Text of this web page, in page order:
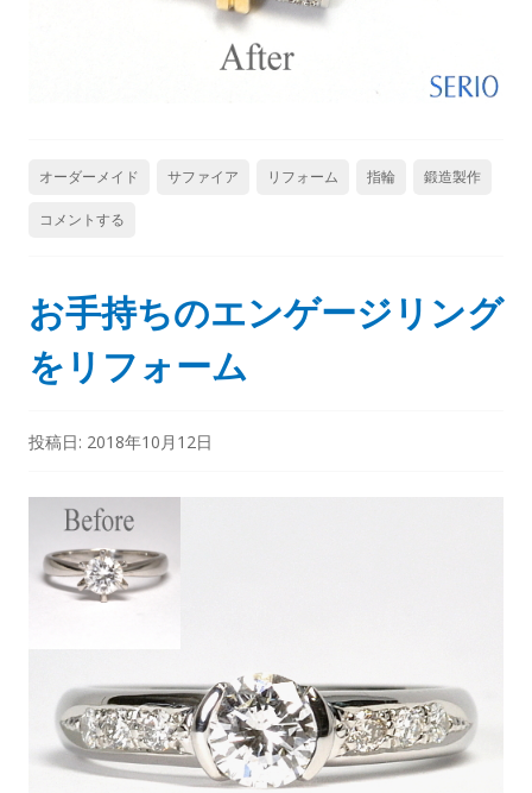
オーダーメイド サファイア リフォーム 指輪 鍛造製作
コメントする
お手持ちのエンゲージリング
をリフォーム
投稿日: 2018年10月12日